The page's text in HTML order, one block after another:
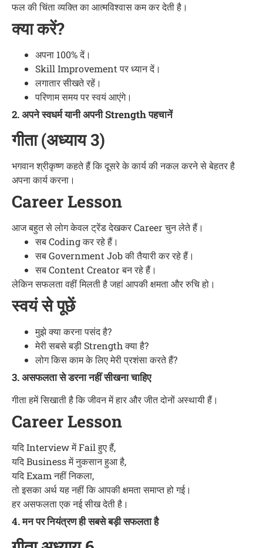
फल की चिंता व्यक्ति का आत्मविश्वास कम कर देती है।
क्या करें?
अपना 100% दें।
Skill Improvement पर ध्यान दें।
लगातार सीखते रहें।
परिणाम समय पर स्वयं आएंगे।
2. अपने स्वधर्म यानी अपनी Strength पहचानें
गीता (अध्याय 3)
भगवान श्रीकृष्ण कहते हैं कि दूसरे के कार्य की नकल करने से बेहतर है
अपना कार्य करना।
Career Lesson
आज बहुत से लोग केवल ट्रेंड देखकर Career चुन लेते हैं।
सब Coding कर रहे हैं।
सब Government Job की तैयारी कर रहे हैं।
सब Content Creator बन रहे हैं।
लेकिन सफलता वहीं मिलती है जहां आपकी क्षमता और रुचि हो।
स्वयं से पूछें
मुझे क्या करना पसंद है?
मेरी सबसे बड़ी Strength क्या है?
लोग किस काम के लिए मेरी प्रशंसा करते हैं?
3. असफलता से डरना नहीं सीखना चाहिए
गीता हमें सिखाती है कि जीवन में हार और जीत दोनों अस्थायी हैं।
Career Lesson
यदि Interview में Fail हुए हैं,
यदि Business में नुकसान हुआ है,
यदि Exam नहीं निकला,
तो इसका अर्थ यह नहीं कि आपकी क्षमता समाप्त हो गई।
हर असफलता एक नई सीख देती है।
4. मन पर नियंत्रण ही सबसे बड़ी सफलता है